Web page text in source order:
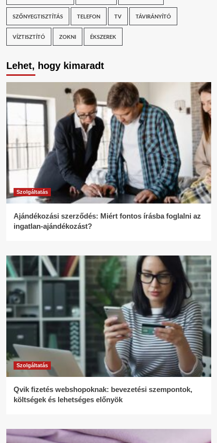
SZŐNYEGTISZTÍTÁS TELEFON TV TÁVIRÁNYÍTÓ
VÍZTISZTÍTÓ ZOKNI ÉKSZEREK
Lehet, hogy kimaradt
Szolgáltatás
Ajándékozási szerződés: Miért fontos írásba foglalni az
ingatlan-ajándékozást?
Szolgáltatás
Qvik fizetés webshopoknak: bevezetési szempontok,
költségek és lehetséges előnyök